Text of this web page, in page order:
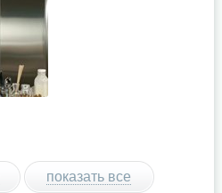
показать все